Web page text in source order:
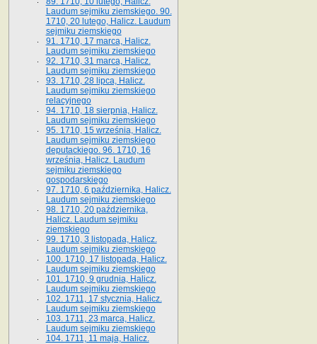
Laudum sejmiku ziemskiego. 90.
1710, 20 lutego, Halicz. Laudum
sejmiku ziemskiego
91. 1710, 17 marca, Halicz.
Laudum sejmiku ziemskiego
92. 1710, 31 marca, Halicz.
Laudum sejmiku ziemskiego
93. 1710, 28 lipca, Halicz.
Laudum sejmiku ziemskiego
relacyjnego
94. 1710, 18 sierpnia, Halicz.
Laudum sejmiku ziemskiego
95. 1710, 15 września, Halicz.
Laudum sejmiku ziemskiego
deputackiego. 96. 1710, 16
września, Halicz. Laudum
sejmiku ziemskiego
gospodarskiego
97. 1710, 6 października, Halicz.
Laudum sejmiku ziemskiego
98. 1710, 20 października,
Halicz. Laudum sejmiku
ziemskiego
99. 1710, 3 listopada, Halicz.
Laudum sejmiku ziemskiego
100. 1710, 17 listopada, Halicz.
Laudum sejmiku ziemskiego
101. 1710, 9 grudnia, Halicz.
Laudum sejmiku ziemskiego
102. 1711, 17 stycznia, Halicz.
Laudum sejmiku ziemskiego
103. 1711, 23 marca, Halicz.
Laudum sejmiku ziemskiego
104. 1711, 11 maja, Halicz.